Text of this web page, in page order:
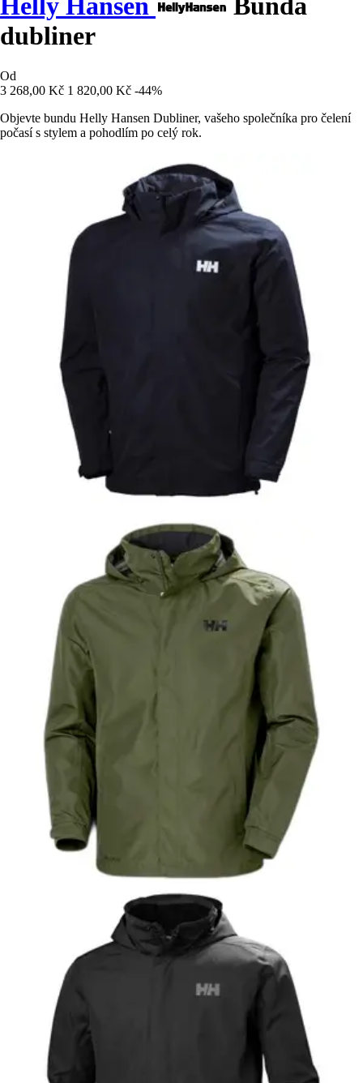
Helly Hansen
Bunda
dubliner
Od
3 268,00 Kč 1 820,00 Kč -44%
Objevte bundu Helly Hansen Dubliner, vašeho společníka pro čelení
počasí s stylem a pohodlím po celý rok.